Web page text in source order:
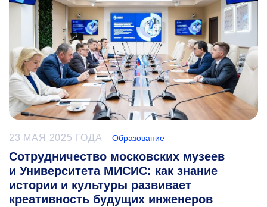
23 МАЯ 2025 ГОДА Образование
Сотрудничество московских музеев
и Университета МИСИС: как знание
истории и культуры развивает
креативность будущих инженеров